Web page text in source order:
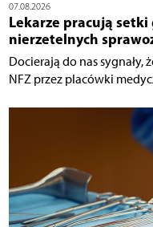
07.08.2026
Lekarze pracują setki
nierzetelnych
Docierają do nas
NFZ przez placówki